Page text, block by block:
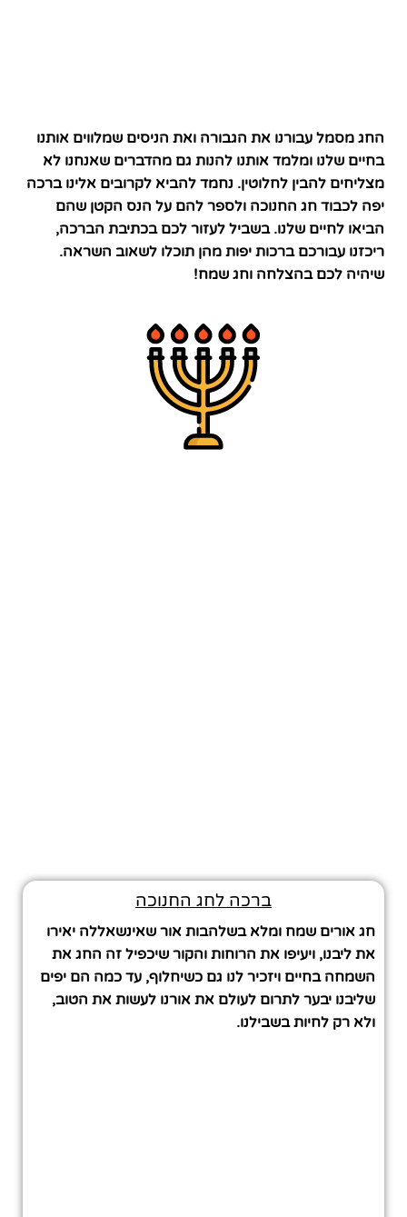
החג מסמל עבורנו את הגבורה ואת הניסים שמלווים אותנו
בחיים שלנו ומלמד אותנו להנות גם מהדברים שאנחנו לא
מצליחים להבין לחלוטין. נחמד להביא לקרובים אלינו ברכה
יפה לכבוד חג החנוכה ולספר להם על הנס הקטן שהם
הביאו לחיים שלנו. בשביל לעזור לכם בכתיבת הברכה,
ריכזנו עבורכם ברכות יפות מהן תוכלו לשאוב השראה.
שיהיה לכם בהצלחה וחג שמח!
ברכה לחג החנוכה
חג אורים שמח ומלא בשלהבות אור שאינשאללה יאירו
את ליבנו, ויעיפו את הרוחות והקור שיכפיל זה החג את
השמחה בחיים ויזכיר לנו גם כשיחלוף, עד כמה הם יפים
שליבנו יבער לתרום לעולם את אורנו לעשות את הטוב,
ולא רק לחיות בשבילנו.